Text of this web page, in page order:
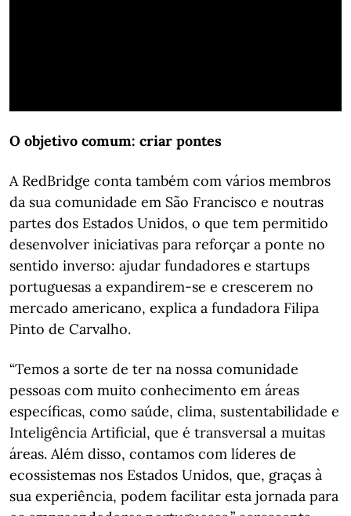
O objetivo comum: criar pontes
A RedBridge conta também com vários membros
da sua comunidade em São Francisco e noutras
partes dos Estados Unidos, o que tem permitido
desenvolver iniciativas para reforçar a ponte no
sentido inverso: ajudar fundadores e startups
portuguesas a expandirem-se e crescerem no
mercado americano, explica a fundadora Filipa
Pinto de Carvalho.
“Temos a sorte de ter na nossa comunidade
pessoas com muito conhecimento em áreas
específicas, como saúde, clima, sustentabilidade e
Inteligência Artificial, que é transversal a muitas
áreas. Além disso, contamos com líderes de
ecossistemas nos Estados Unidos, que, graças à
sua experiência, podem facilitar esta jornada para